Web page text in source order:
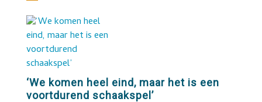
‘We komen heel eind, maar het is een
voortdurend schaakspel’